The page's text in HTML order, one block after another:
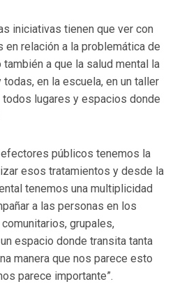
iniciativas tienen que ver con
en relación a la problemática de
también a que la salud mental la
en la escuela, en un taller
lugares y espacios donde
efectores públicos tenemos la
esos tratamientos y desde la
tenemos una multiplicidad
a las personas en los
grupales,
espacio donde transita tanta
manera que nos parece esto
parece importante”.